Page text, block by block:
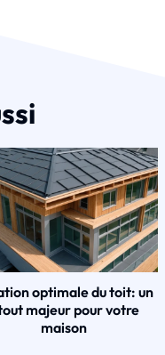
optimale du toit: un
majeur pour votre
maison